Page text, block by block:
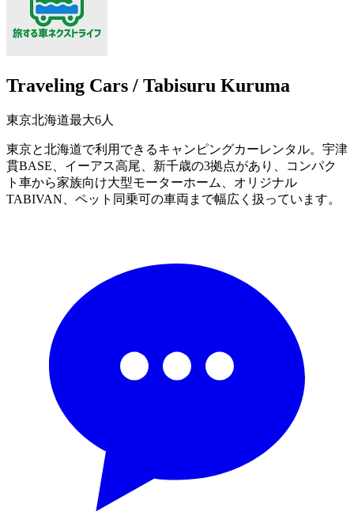
Traveling Cars / Tabisuru Kuruma
東京北海道最大6人
東京と北海道で利用できるキャンピングカーレンタル。宇津
貫BASE、イーアス高尾、新千歳の3拠点があり、コンパク
ト車から家族向け大型モーターホーム、オリジナル
TABIVAN、ペット同乗可の車両まで幅広く扱っています。